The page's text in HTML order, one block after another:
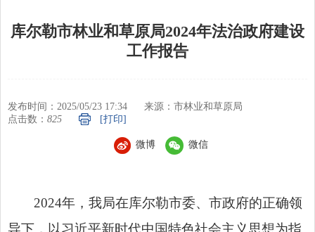
库尔勒市林业和草原局2024年法治政府建设
工作报告
发布时间：2025/05/23 17:34
来源：市林业和草原局
点击数： 825 [打印]
微博 微信
2024年，我局在库尔勒市委、市政府的正确领
导下，以习近平新时代中国特色社会主义思想为指